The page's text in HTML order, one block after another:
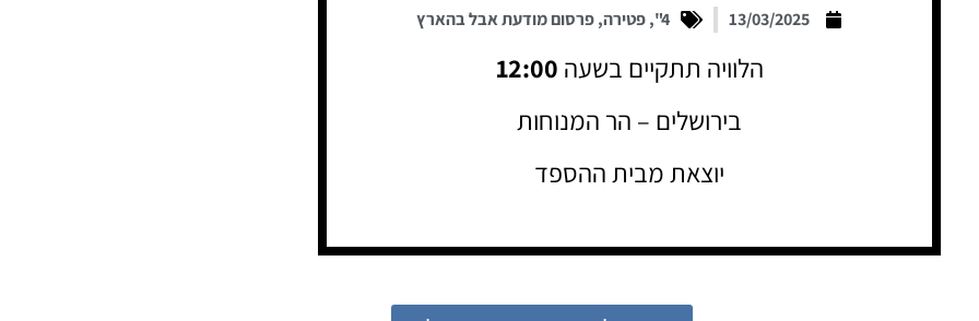
13/03/2025
4"
,פטירה,פרסום מודעת אבל בהארץ
הלוויה תתקיים בשעה 12:00
בירושלים – הר המנוחות
יוצאת מבית ההספד